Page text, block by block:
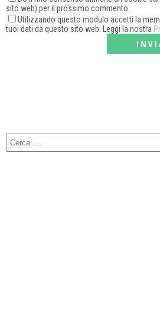
sito web) per il prossimo commento.
Utilizzando questo modulo accetti la
tuoi dati da questo sito web. Leggi la nostra